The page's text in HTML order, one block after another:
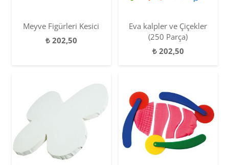
Meyve Figürleri Kesici
₺202,50
Eva kalpler ve Çiçekler
(250 Parça)
₺202,50